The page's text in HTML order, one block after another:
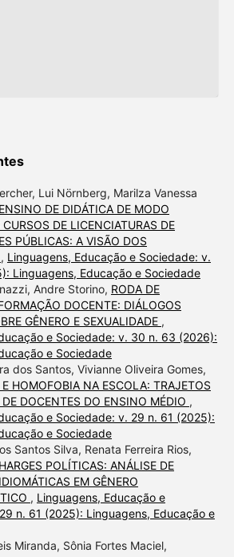
Lui Nörnberg, Marilza Vanessa
ENSINO DE DIDÁTICA DE MODO
DE LICENCIATURAS DE
PÚBLICAS: A VISÃO DOS
, Linguagens, Educação e Sociedade: v.
Linguagens, Educação e Sociedade
Andre Storino, RODA DE
DOCENTE: DIÁLOGOS
GÊNERO E SEXUALIDADE ,
e Sociedade: v. 30 n. 63 (2026):
e Sociedade
dos Santos, Vivianne Oliveira Gomes,
E HOMOFOBIA NA ESCOLA: TRAJETOS
DOCENTES DO ENSINO MÉDIO ,
e Sociedade: v. 29 n. 61 (2025):
e Sociedade
Santos Silva, Renata Ferreira Rios,
POLÍTICAS: ANÁLISE DE
EM GÊNERO
, Linguagens, Educação e
n. 61 (2025): Linguagens, Educação e
Miranda, Sônia Fortes Maciel,